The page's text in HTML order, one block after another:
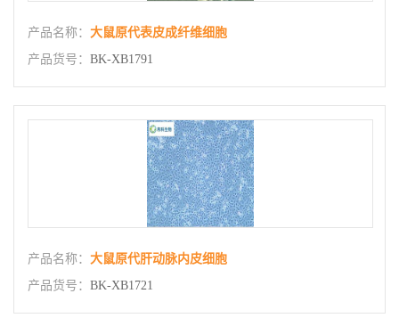
产品名称： 大鼠原代表皮成纤维细胞
产品货号： BK-XB1791
产品名称： 大鼠原代肝动脉内皮细胞
产品货号： BK-XB1721